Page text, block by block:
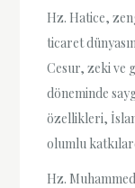
Hz. Hatice,
ticaret
Cesur, zeki ve
döneminde
özellikleri,
olumlu
Hz.